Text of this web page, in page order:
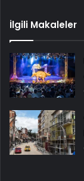
İlgili Makaleler